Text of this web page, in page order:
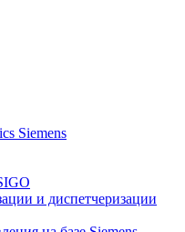
Siemens
и диспетчеризации